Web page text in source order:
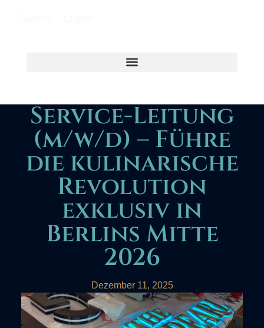
Service-Leitung
(m/w/d) – Führe
die kulinarische
Revolution
exklusiv in
Berlins Mitte
2026
Dezember 11, 2025